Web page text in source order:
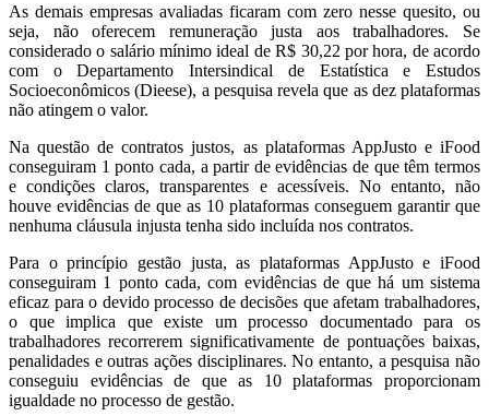
As demais empresas avaliadas ficaram com zero nesse quesito, ou
seja, não oferecem remuneração justa aos trabalhadores. Se
considerado o salário mínimo ideal de R$ 30,22 por hora, de acordo
com o Departamento Intersindical de Estatística e Estudos
Socioeconômicos (Dieese), a pesquisa revela que as dez plataformas
não atingem o valor.
Na questão de contratos justos, as plataformas AppJusto e iFood
conseguiram 1 ponto cada, a partir de evidências de que têm termos
e condições claros, transparentes e acessíveis. No entanto, não
houve evidências de que as 10 plataformas conseguem garantir que
nenhuma cláusula injusta tenha sido incluída nos contratos.
Para o princípio gestão justa, as plataformas AppJusto e iFood
conseguiram 1 ponto cada, com evidências de que há um sistema
eficaz para o devido processo de decisões que afetam trabalhadores,
o que implica que existe um processo documentado para os
trabalhadores recorrerem significativamente de pontuações baixas,
penalidades e outras ações disciplinares. No entanto, a pesquisa não
conseguiu evidências de que as 10 plataformas proporcionam
igualdade no processo de gestão.